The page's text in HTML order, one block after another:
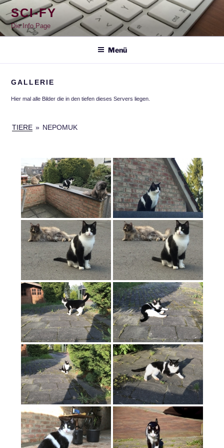
Zum
Inhalt
springen
SCI-FY
Die Info Page
Menü
GALLERIE
Hier mal alle Bilder die in den tiefen dieses Servers liegen.
TIERE » NEPOMUK